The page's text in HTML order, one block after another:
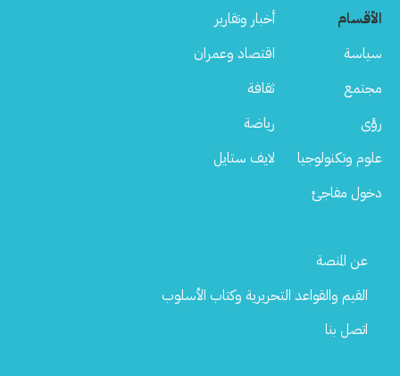
الأقسام
أخبار وتقارير
سياسة
اقتصاد وعمران
مجتمع
ثقافة
رؤى
رياضة
علوم وتكنولوجيا
لايف ستايل
دخول مفاجئ
Footer
عن المنصة
القيم والقواعد التحريرية وكتاب الأسلوب
اتصل بنا